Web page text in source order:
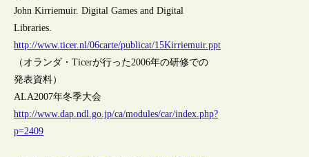
John Kirriemuir. Digital Games and Digital
Libraries.
http://www.ticer.nl/06carte/publicat/15Kirriemuir.ppt
（オランダ・Ticerが行った2006年の研修での
発表資料）
ALA2007年冬季大会
http://www.dap.ndl.go.jp/ca/modules/car/index.php?
p=2409